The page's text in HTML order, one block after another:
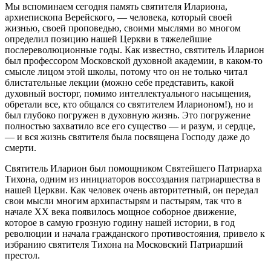
Мы вспоминаем сегодня память святителя Илариона,
архиепископа Верейского, — человека, который своей
жизнью, своей проповедью, своими мыслями во многом
определил позицию нашей Церкви в тяжелейшие
послереволюционные годы. Как известно, святитель Иларион
был профессором Московской духовной академии, в каком-то
смысле лицом этой школы, потому что он не только читал
блистательные лекции (можно себе представить, какой
духовный восторг, помимо интеллектуального насыщения,
обретали все, кто общался со святителем Иларионом!), но и
был глубоко погружен в духовную жизнь. Это погружение
полностью захватило все его существо — и разум, и сердце,
— и вся жизнь святителя была посвящена Господу даже до
смерти.
Святитель Иларион был помощником Святейшего Патриарха
Тихона, одним из инициаторов воссоздания патриаршества в
нашей Церкви. Как человек очень авторитетный, он передал
свои мысли многим архипастырям и пастырям, так что в
начале XX века появилось мощное соборное движение,
которое в самую грозную годину нашей истории, в год
революции и начала гражданского противостояния, привело к
избранию святителя Тихона на Московский Патриарший
престол.